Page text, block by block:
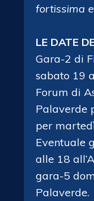
fortissima
LE DATE
Gara-2 di
sabato 19
Forum di
Palaverde
per
Eventuale
alle 18
gara-5
Palaverde.